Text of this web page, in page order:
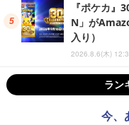
『ポケカ』
N」が
入り）
2026.8.6(木)
ラン
今、